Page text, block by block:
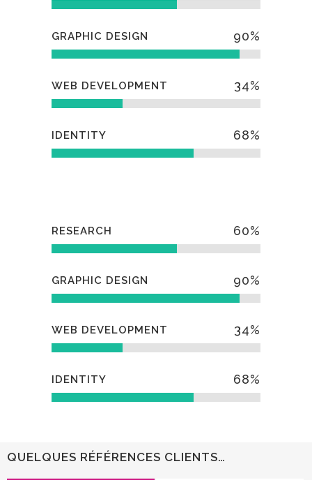
GRAPHIC DESIGN 90%
WEB DEVELOPMENT 34%
IDENTITY 68%
RESEARCH 60%
GRAPHIC DESIGN 90%
WEB DEVELOPMENT 34%
IDENTITY 68%
QUELQUES RÉFÉRENCES CLIENTS…